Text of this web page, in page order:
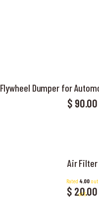
Flywheel Dumper for
$ 90.00
Air Filter
Rated 4.00 out
of 5
$ 20.00